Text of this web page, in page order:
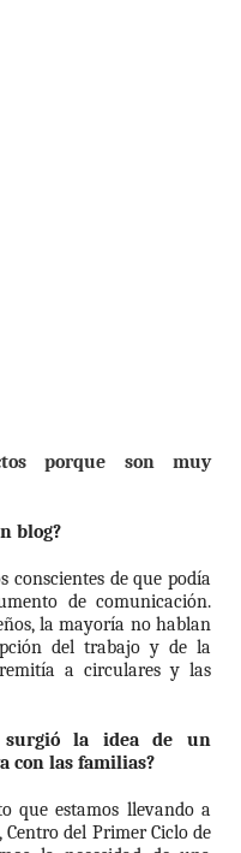
porque son muy
blog?
conscientes de que podía
de comunicación.
la mayoría no hablan
del trabajo y de la
a circulares y las
surgió la idea de un
con las familias?
que estamos llevando a
del Primer Ciclo de